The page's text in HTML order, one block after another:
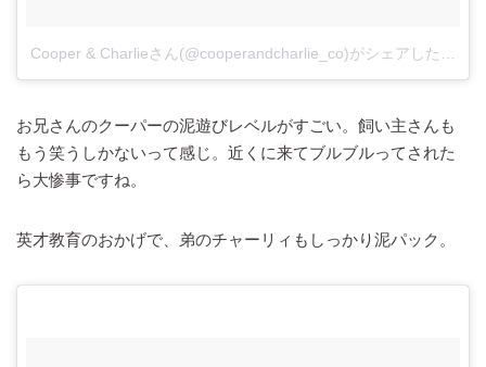
Cooper & Charlieさん(@cooperandcharlie_co)がシェアした投稿
お兄さんのクーパーの泥遊びレベルがすごい。飼い主さんも
もう笑うしかないって感じ。近くに来てブルブルってされた
ら大惨事ですね。
英才教育のおかげで、弟のチャーリィもしっかり泥パック。